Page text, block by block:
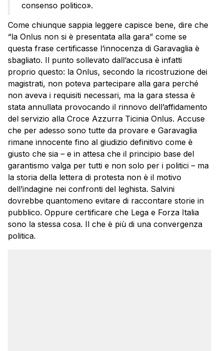
consenso politico».
Come chiunque sappia leggere capisce bene, dire che
“la Onlus non si è presentata alla gara” come se
questa frase certificasse l’innocenza di Garavaglia è
sbagliato. Il punto sollevato dall’accusa è infatti
proprio questo: la Onlus, secondo la ricostruzione dei
magistrati, non poteva partecipare alla gara perché
non aveva i requisiti necessari, ma la gara stessa è
stata annullata provocando il rinnovo dell’affidamento
del servizio alla Croce Azzurra Ticinia Onlus. Accuse
che per adesso sono tutte da provare e Garavaglia
rimane innocente fino al giudizio definitivo come è
giusto che sia – e in attesa che il principio base del
garantismo valga per tutti e non solo per i politici – ma
la storia della lettera di protesta non è il motivo
dell’indagine nei confronti del leghista. Salvini
dovrebbe quantomeno evitare di raccontare storie in
pubblico. Oppure certificare che Lega e Forza Italia
sono la stessa cosa. Il che è più di una convergenza
politica.